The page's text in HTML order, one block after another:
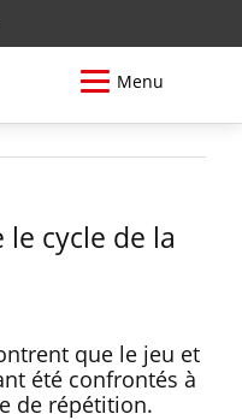
Menu
le cycle de la
que le jeu et
été confrontés à
de répétition.